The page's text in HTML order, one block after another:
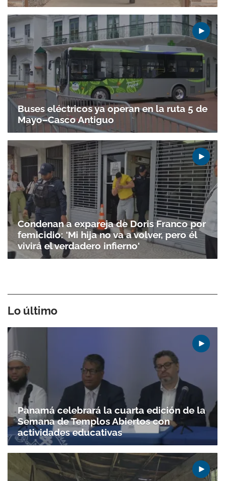
Buses eléctricos ya operan en la ruta 5 de
Mayo–Casco Antiguo
Condenan a expareja de Doris Franco por
femicidio: 'Mi hija no va a volver, pero él
vivirá el verdadero infierno'
Lo último
Panamá celebrará la cuarta edición de la
Semana de Templos Abiertos con
actividades educativas